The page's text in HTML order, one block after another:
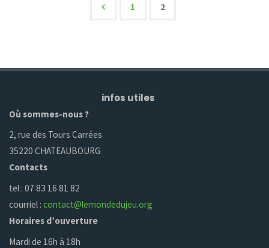
des
articles
1 2
infos utiles
Où sommes-nous ?
2, rue des Tours Carrées
35220 CHATEAUBOURG
Contacts
tel : 07 83 16 81 82
courriel :contact@lemondedujeu.org
Horaires d’ouverture
Mardi de 16h à 18h